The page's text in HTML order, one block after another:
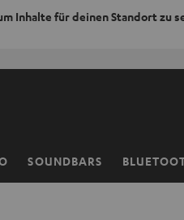
Inhalte für deinen Standort zu
SOUNDBARS